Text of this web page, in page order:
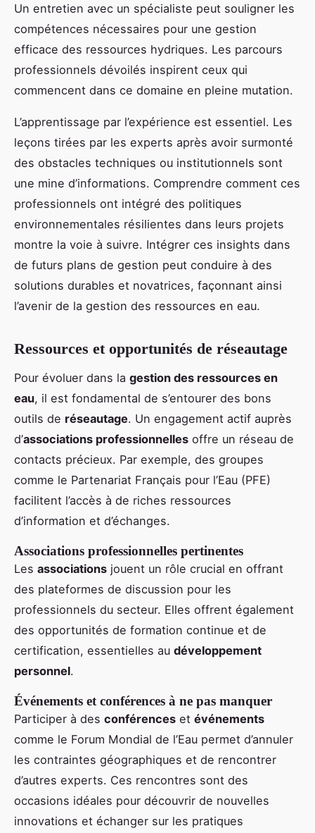
Un entretien avec un spécialiste peut souligner les
compétences nécessaires pour une gestion
efficace des ressources hydriques. Les parcours
professionnels dévoilés inspirent ceux qui
commencent dans ce domaine en pleine mutation.
L’apprentissage par l’expérience est essentiel. Les
leçons tirées par les experts après avoir surmonté
des obstacles techniques ou institutionnels sont
une mine d’informations. Comprendre comment ces
professionnels ont intégré des politiques
environnementales résilientes dans leurs projets
montre la voie à suivre. Intégrer ces insights dans
de futurs plans de gestion peut conduire à des
solutions durables et novatrices, façonnant ainsi
l’avenir de la gestion des ressources en eau.
Ressources et opportunités de réseautage
Pour évoluer dans la gestion des ressources en
eau, il est fondamental de s’entourer des bons
outils de réseautage. Un engagement actif auprès
d’associations professionnelles offre un réseau de
contacts précieux. Par exemple, des groupes
comme le Partenariat Français pour l’Eau (PFE)
facilitent l’accès à de riches ressources
d’information et d’échanges.
Associations professionnelles pertinentes
Les associations jouent un rôle crucial en offrant
des plateformes de discussion pour les
professionnels du secteur. Elles offrent également
des opportunités de formation continue et de
certification, essentielles au développement
personnel.
Événements et conférences à ne pas manquer
Participer à des conférences et événements
comme le Forum Mondial de l’Eau permet d’annuler
les contraintes géographiques et de rencontrer
d’autres experts. Ces rencontres sont des
occasions idéales pour découvrir de nouvelles
innovations et échanger sur les pratiques